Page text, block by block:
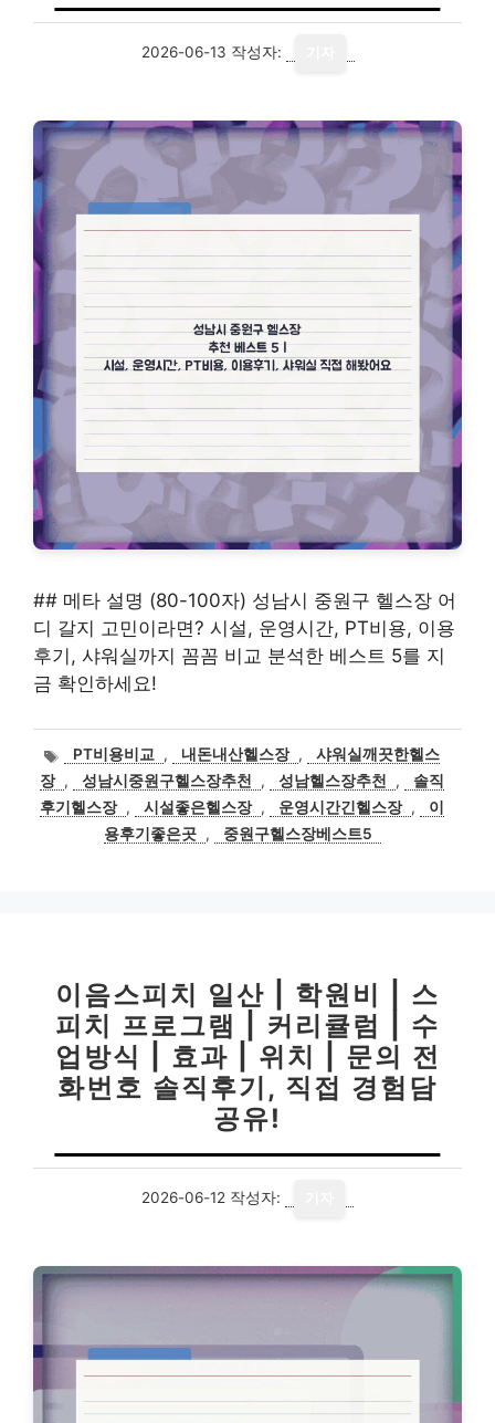
2026-06-13 작성자:
## 메타 설명 (80-100자) 성남시 중원구 헬스장 어
디 갈지 고민이라면? 시설, 운영시간, PT비용, 이용
후기, 샤워실까지 꼼꼼 비교 분석한 베스트 5를 지
금 확인하세요!
태PT비용비교 , 내돈내산헬스장 ,
샤워실깨끗한헬스
장 , 성남시중원구헬스장추천 , 성남헬스장추천 ,
솔직
후기헬스장 , 시설좋은헬스장 , 운영시간긴헬스장 ,
이
용후기좋은곳 , 중원구헬스장베스트5
이음스피치 일산 | 학원비 | 스
피치 프로그램 | 커리큘럼 | 수
업방식 | 효과 | 위치 | 문의 전
화번호 솔직후기, 직접 경험담
공유!
2026-06-12 작성자: